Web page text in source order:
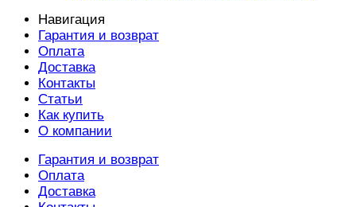
Навигация
Гарантия и возврат
Оплата
Доставка
Контакты
Статьи
Как купить
О компании
Гарантия и возврат
Оплата
Доставка